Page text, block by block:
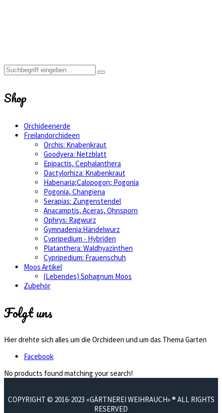
Shop
Orchideenerde
Freilandorchideen
Orchis: Knabenkraut
Goodyera: Netzblatt
Epipactis, Cephalanthera
Dactylorhiza: Knabenkraut
Habenaria;Calopogon; Pogonia
Pogonia, Changiena
Serapias: Zungenstendel
Anacamptis, Aceras, Ohnsporn
Ophrys: Ragwurz
Gymnadenia:Händelwurz
Cypripedium - Hybriden
Platanthera: Waldhyazinthen
Cypripedium: Frauenschuh
Moos Artikel
(Lebendes) Sphagnum Moos
Zubehör
Folgt uns
Hier drehte sich alles um die Orchideen und um das Thema Garten
Facebook
No products found matching your search!
COPYRIGHT © 2016-2023 «GÄRTNEREI WEIHRAUCH» ® ALL RIGHTS
RESERVED